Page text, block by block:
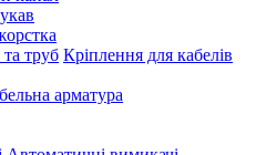
Кріплення для кабелів
арматура